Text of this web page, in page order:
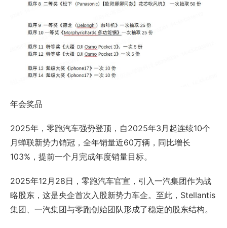
年会奖品
2025年，零跑汽车强势登顶，自2025年3月起连续10个
月蝉联新势力销冠，全年销量近60万辆，同比增长
103%，提前一个月完成年度销量目标。
2025年12月28日，零跑汽车官宣，引入一汽集团作为战
略股东，这是央企首次入股新势力车企。至此，Stellantis
集团、一汽集团与零跑创始团队形成了稳定的股东结构。